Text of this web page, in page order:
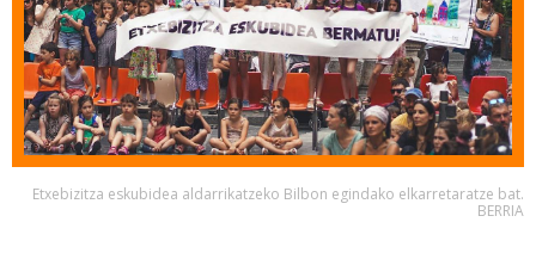
Etxebizitza eskubidea aldarrikatzeko Bilbon egindako elkarretaratze bat.
BERRIA